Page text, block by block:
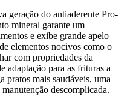
geração do antiaderente Pro-
mineral garante um
e exibe grande apelo
elementos nocivos como o
com propriedades da
adaptação para as frituras a
pratos mais saudáveis, uma
descomplicada.